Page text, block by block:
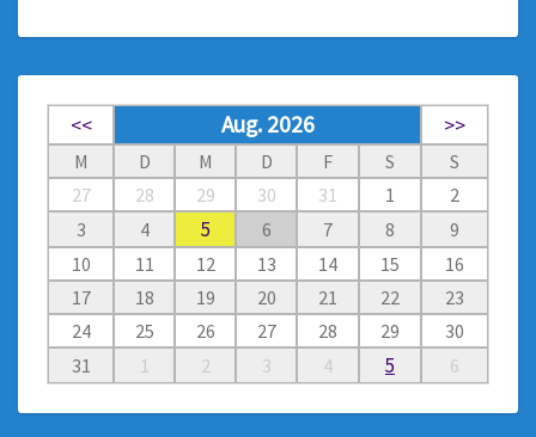
<< Aug. 2026 >>
M D M D F S
S
27
28 29 30 31 1
2
3
4 5 6 7 8
9
10
11 12 13 14 15
16
17
18 19 20 21 22
23
24
25 26 27 28 29
30
31
1 2 3 4 5 6